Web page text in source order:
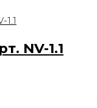
NV-1.1